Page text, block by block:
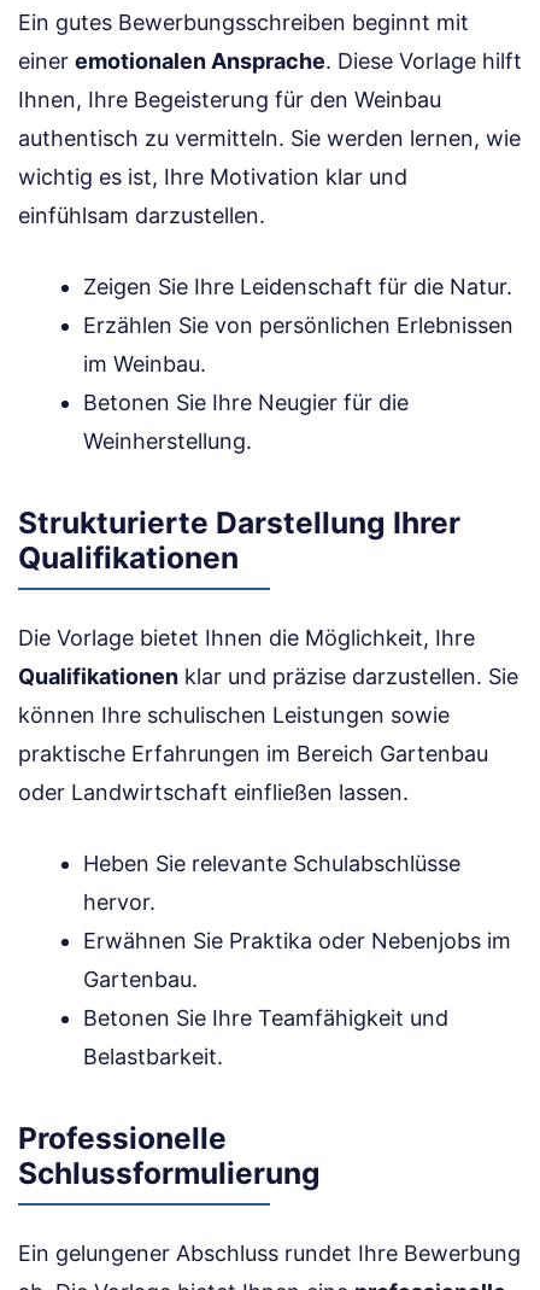
Ein gutes Bewerbungsschreiben beginnt mit
einer emotionalen Ansprache. Diese Vorlage hilft
Ihnen, Ihre Begeisterung für den Weinbau
authentisch zu vermitteln. Sie werden lernen, wie
wichtig es ist, Ihre Motivation klar und
einfühlsam darzustellen.
Zeigen Sie Ihre Leidenschaft für die Natur.
Erzählen Sie von persönlichen Erlebnissen
im Weinbau.
Betonen Sie Ihre Neugier für die
Weinherstellung.
Strukturierte Darstellung Ihrer
Qualifikationen
Die Vorlage bietet Ihnen die Möglichkeit, Ihre
Qualifikationen klar und präzise darzustellen. Sie
können Ihre schulischen Leistungen sowie
praktische Erfahrungen im Bereich Gartenbau
oder Landwirtschaft einfließen lassen.
Heben Sie relevante Schulabschlüsse
hervor.
Erwähnen Sie Praktika oder Nebenjobs im
Gartenbau.
Betonen Sie Ihre Teamfähigkeit und
Belastbarkeit.
Professionelle
Schlussformulierung
Ein gelungener Abschluss rundet Ihre Bewerbung